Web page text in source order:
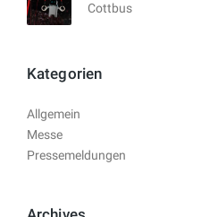
Cottbus
Kategorien
Allgemein
Messe
Pressemeldungen